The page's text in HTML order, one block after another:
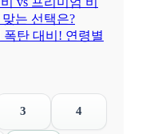
는 선택은?
폭탄 대비! 연령별
3 4